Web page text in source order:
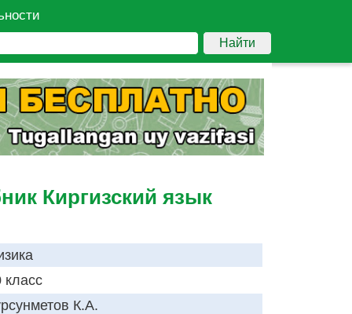
Найти
Киргизский язык
класс
К.А.